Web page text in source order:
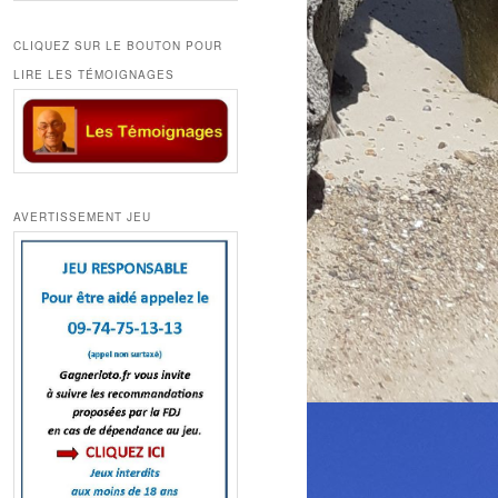
CLIQUEZ SUR LE BOUTON POUR
LIRE LES TÉMOIGNAGES
AVERTISSEMENT JEU